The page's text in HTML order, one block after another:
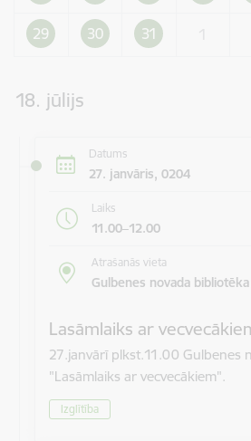
29 30 31
18. jūlijs
Datums
27. janvāris, 0204
Laiks
11.00–12.00
Atrašanās vieta
Gulbenes novada bibliotēka
Lasāmlaiks ar
27.janvārī plkst.11.00 Gulbenes
"Lasāmlaiks ar vecvecākiem".
Izglītība